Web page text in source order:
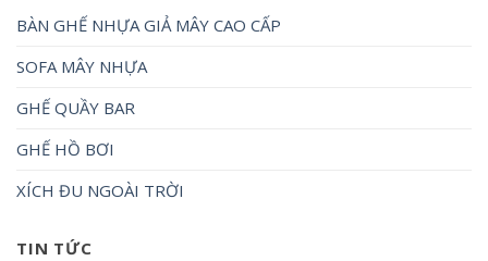
BÀN GHẾ NHỰA GIẢ MÂY CAO CẤP
SOFA MÂY NHỰA
GHẾ QUẦY BAR
GHẾ HỒ BƠI
XÍCH ĐU NGOÀI TRỜI
TIN TỨC